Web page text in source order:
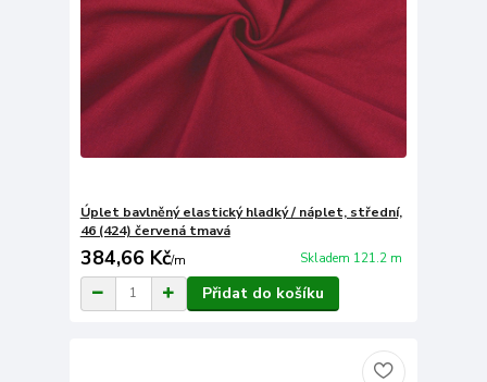
Úplet bavlněný elastický hladký / náplet, střední,
46 (424) červená tmavá
384,66 Kč/m Skladem 121.2 m
Přidat do košíku